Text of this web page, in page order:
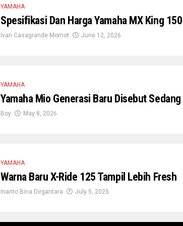
YAMAHA
Spesifikasi Dan Harga Yamaha MX King
Ivan Casagrande Momot June 12, 2026
YAMAHA
Yamaha Mio Generasi Baru Disebut
Boy May 8, 2026
YAMAHA
Warna Baru X-Ride 125 Tampil Lebih Fresh
Irianto Bina Dirgantara July 5, 2025